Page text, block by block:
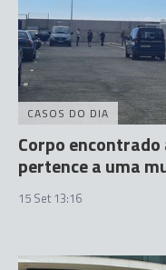
CASOS DO DIA
Corpo
pertence a uma
15 Set 13:16